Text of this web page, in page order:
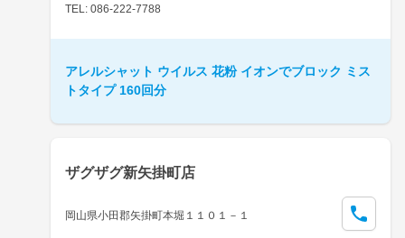
TEL: 086-222-7788
アレルシャット ウイルス 花粉 イオンでブロック ミス
トタイプ 160回分
ザグザグ新矢掛町店
岡山県小田郡矢掛町本堀１１０１－１